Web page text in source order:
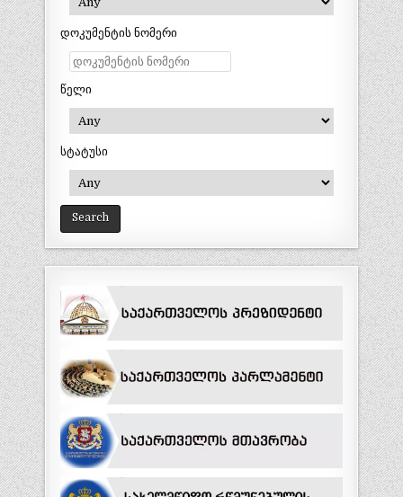
დოკუმენტის ნომერი
წელი
სტატუსი